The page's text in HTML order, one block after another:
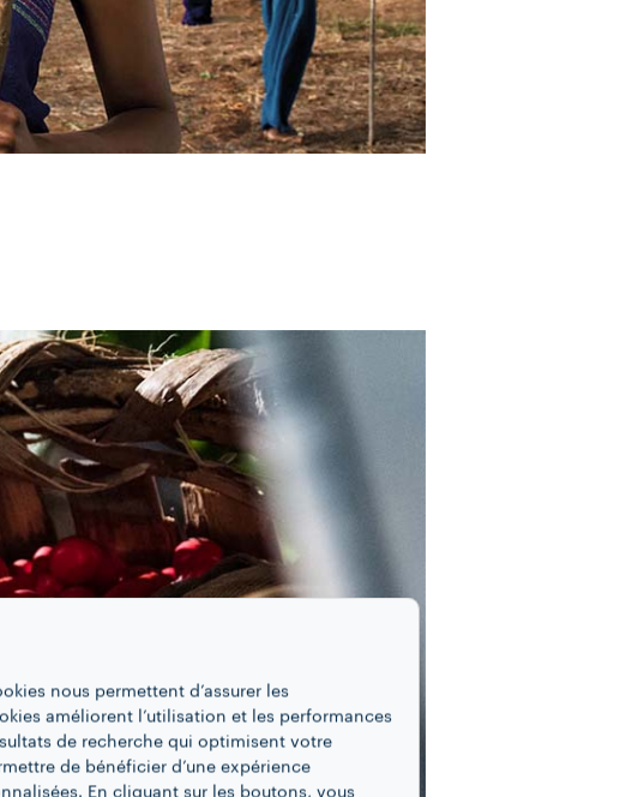
nous permettent d’assurer les
améliorent l’utilisation et les performances
de recherche qui optimisent votre
de bénéficier d’une expérience
En cliquant sur les boutons, vous